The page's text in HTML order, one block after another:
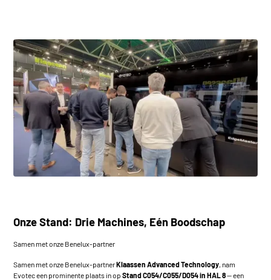
Onze Stand: Drie Machines, Eén Boodschap
Samen met onze Benelux-partner
Samen met onze Benelux-partnerKlaassen Advanced Technology , nam
Evotec een prominente plaats in opStand C054/C055/D054 in HAL 8— een